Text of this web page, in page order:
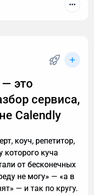
и прочие услуги.
курьера, то я
телефонные
это
сервиса,
Calendly
коуч, репетитор,
которого куча
от бесконечных
не могу» — «а в
— и так по кругу.